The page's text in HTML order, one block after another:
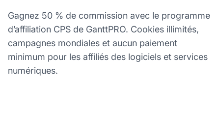
Gagnez 50 % de commission avec le programme
d’affiliation CPS de GanttPRO. Cookies illimités,
campagnes mondiales et aucun paiement
minimum pour les affiliés des logiciels et services
numériques.